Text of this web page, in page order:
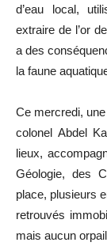
d’eau local,
extraire de l’or
a des
la faune
Ce mercredi,
colonel Abdel
lieux,
Géologie, des
place, plusieurs
retrouvés
mais aucun